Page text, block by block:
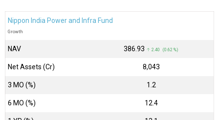
Nippon India Power and Infra Fund
Growth
NAV ₹386.93 ↑ 2.40 (0.62 %)
Net Assets (Cr) ₹8,043
3 MO (%) 1.2
6 MO (%) 12.4